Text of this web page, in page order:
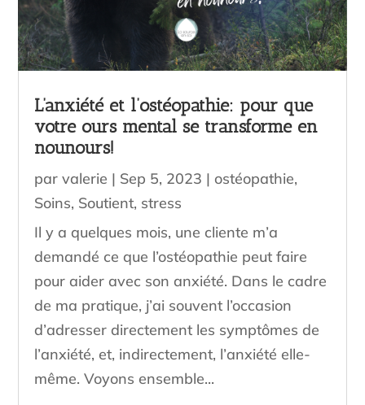
L’anxiété et l’ostéopathie: pour que
votre ours mental se transforme en
nounours!
parvalerie | Sep 5, 2023 | ostéopathie,
Soins, Soutient, stress
Il y a quelques mois, une cliente m’a
demandé ce que l’ostéopathie peut faire
pour aider avec son anxiété. Dans le cadre
de ma pratique, j’ai souvent l’occasion
d’adresser directement les symptômes de
l’anxiété, et, indirectement, l’anxiété elle-
même. Voyons ensemble...